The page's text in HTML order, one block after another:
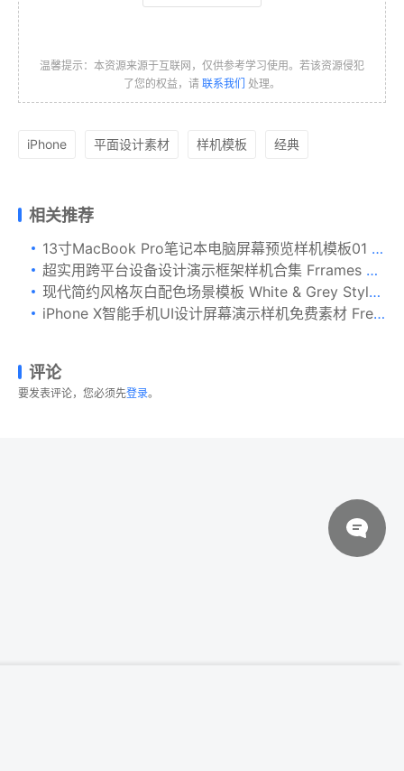
温馨提示：本资源来源于互联网，仅供参考学习使用。若该资源侵犯
了您的权益，请 联系我们 处理。
iPhone 平面设计素材 样机模板 经典
相关推荐
13寸MacBook Pro笔记本电脑屏幕预览样机模板01 MacBook Pro Retina 13 Mockup 01
超实用跨平台设备设计演示框架样机合集 Frrames Mockups
现代简约风格灰白配色场景模板 White & Grey Styled Stock Bundle
iPhone X智能手机UI设计屏幕演示样机免费素材 Free iPhone X Mockup 01
评论
要发表评论，您必须先登录。